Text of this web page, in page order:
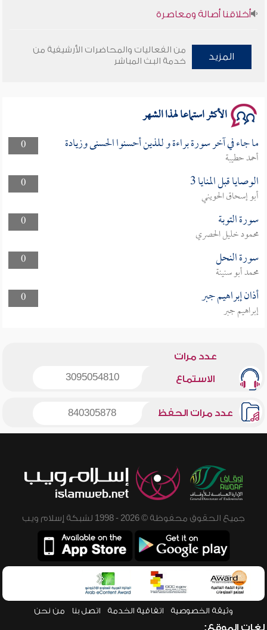
سلسلة محاضرات نفحات رمضانية 1444هـ
المزيد
من الفعاليات والمحاضرات الأرشيفية من
خدمة البث المباشر
الأكثر استماعا لهذا الشهر
0 ما جاء في آخر سورة براءة و للذين أحسنوا الحسنى وزيادة
أحمد حطيبة
0
الوصايا قبل المنايا 3
أبو إسحاق الحويني
0
سورة التوبة
محمود خليل الحصري
0
سورة النحل
محمد أبو سنينة
0
أذان إبراهيم جبر
إبراهيم جبر
عدد مرات
الاستماع 3095054810
عدد مرات الحفظ 840305878
جميع الحقوق محفوظة © 2026 - 1998 لشبكة إسلام ويب
وثيقة الخصوصية اتفاقية الخدمة اتصل بنا من نحن
لغات الموقع: